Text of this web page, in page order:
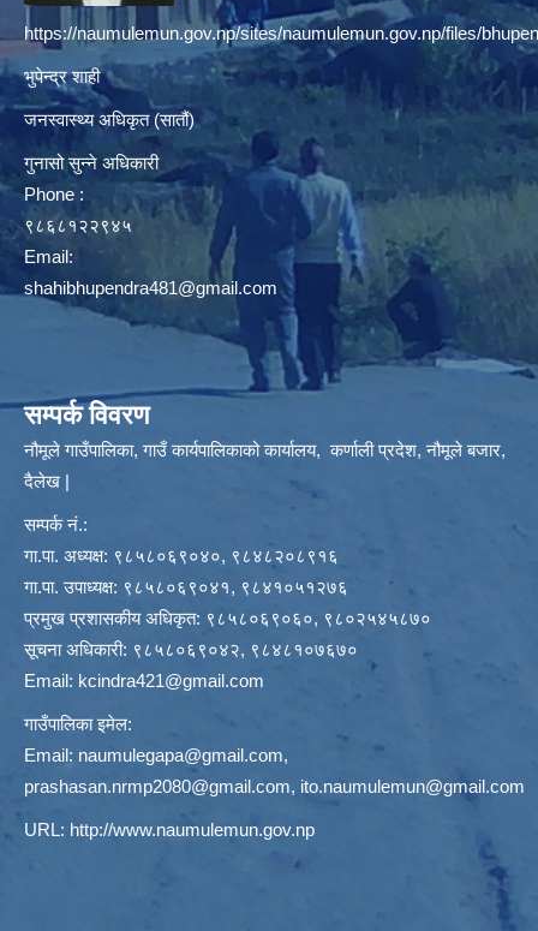
https://naumulemun.gov.np/sites/naumulemun.gov.np/files/
भुपेन्द्र शाही
जनस्वास्थ्य अधिकृत (सातौं)
गुनासो सुन्ने अधिकारी
Phone :
९८६८१२२९४५
Email:
shahibhupendra481@gmail.com
सम्पर्क विवरण
नौमूले गाउँपालिका, गाउँ कार्यपालिकाको कार्यालय, कर्णाली प्रदेश, नौमूले बजार,
दैलेख |
सम्पर्क नं.:
गा.पा. अध्यक्ष: ९८५८०६९०४०, ९८४८२०८९१६
गा.पा. उपाध्यक्ष: ९८५८०६९०४१, ९८४१०५१२७६
प्रमुख प्रशासकीय अधिकृत: ९८५८०६९०६०, ९८०२५४५८७०
सूचना अधिकारी: ९८५८०६९०४२, ९८४८१०७६७०
Email: kcindra421@gmail.com
गाउँपालिका इमेल:
Email: naumulegapa@gmail.com,
prashasan.nrmp2080@gmail.com, ito.naumulemun@gmail.com
URL: http://www.naumulemun.gov.np